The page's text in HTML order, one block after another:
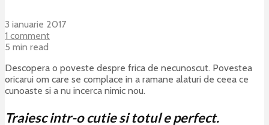
3 ianuarie 2017
1 comment
5 min read
Descopera o poveste despre frica de necunoscut. Povestea
oricarui om care se complace in a ramane alaturi de ceea ce
cunoaste si a nu incerca nimic nou.
Traiesc intr-o cutie si totul e perfect.